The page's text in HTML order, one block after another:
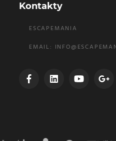
Kontakty
ESCAPEMANIA
EMAIL: